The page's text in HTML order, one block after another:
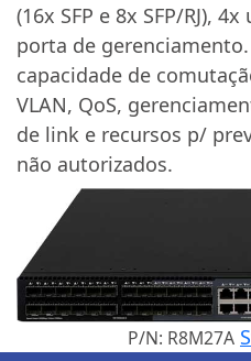
(16x SFP e 8x SFP/RJ),
porta de
capacidade de
VLAN, QoS,
de link e recursos p/
não autorizados.
P/N: R8M27A